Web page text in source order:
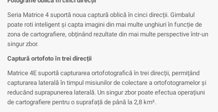
Seria Matrice 4 suportă noua captură oblică în cinci direcții. Gimbalul
poate roti inteligent și capta imagini din mai multe unghiuri în funcție de
zona de cartografiere, obținând rezultate din mai multe perspective într-un
singur zbor.
Captură ortofoto în trei direcții
Matrice 4E suportă capturarea ortofotografică în trei direcții, permițând
capturarea laterală în timpul misiunilor de colectare a ortofotogramelor și
reducând suprapunerea laterală. Un singur zbor poate efectua operațiuni
de cartografiere pentru o suprafață de până la 2,8 km².